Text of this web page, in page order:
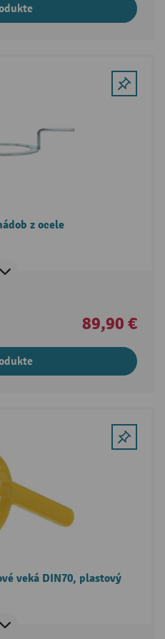
z ocele
89,90 €
veká DIN70, plastový